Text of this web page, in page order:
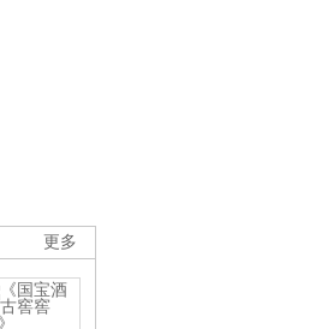
更多